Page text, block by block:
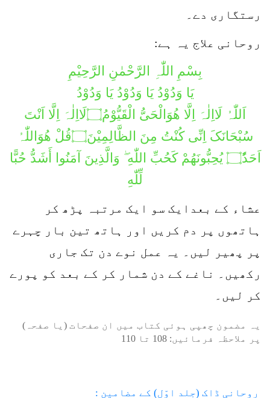
رستگاری دے۔
روحانی علاج یہ ہے:
بِسْمِ اللّٰہِ الرَّحْمٰنِ الرَّحِیْمِ
یَا وَدُوْدُ یَا وَدُوْدُ یَا وَدُوْدُ
اَللّٰہُ لَااِلٰہَ اِلَّا ھُوَالْحَیُّ الْقَیُّوْمُ۝لَااِلٰہَ اِلَّا اَنْتَ
سُبْحَانَکَ اِنِّی کُنْتُ مِنَ الظَّالِمِیْنَ۝قُلْ ھُوَاللّٰہُ
اَحَدُٗ۝ يُحِبُّونَهُمْ كَحُبِّ اللّٰهِ ۖ وَالَّذِينَ آمَنُوا أَشَدُّ حُبًّا
لِّلّٰهِ
عشاء کے بعدایک سو ایک مرتبہ پڑھ کر
ہاتھوں پر دم کریں اور ہاتھ تین بار چہرے
پر پھیر لیں۔ یہ عمل نوے دن تک جاری
رکھیں۔ ناغے کے دن شمار کر کے بعد کو پورے
کر لیں۔
یہ مضمون چھپی ہوئی کتاب میں ان صفحات (یا صفحہ)
پر ملاحظہ فرمائیں: 108 تا 110
روحانی ڈاک (جلد اوّل) کے مضامین :